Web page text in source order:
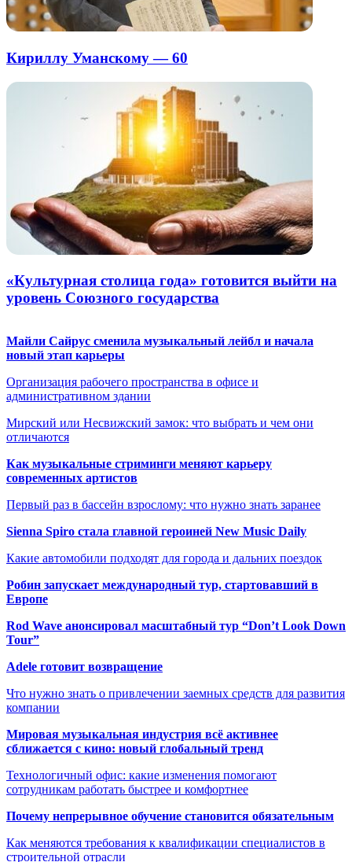
Кириллу Уманскому — 60
«Культурная столица года» готовится выйти на
уровень Союзного государства
Майли Сайрус сменила музыкальный лейбл и начала
новый этап карьеры
Организация рабочего пространства в офисе и
административном здании
Мирский или Несвижский замок: что выбрать и чем они
отличаются
Как музыкальные стриминги меняют карьеру
современных артистов
Первый раз в бассейн взрослому: что нужно знать заранее
Sienna Spiro стала главной героиней New Music Daily
Какие автомобили подходят для города и дальних поездок
Робин запускает международный тур, стартовавший в
Европе
Rod Wave анонсировал масштабный тур “Don’t Look Down
Tour”
Adele готовит возвращение
Что нужно знать о привлечении заемных средств для развития
компании
Мировая музыкальная индустрия всё активнее
сближается с кино: новый глобальный тренд
Технологичный офис: какие изменения помогают
сотрудникам работать быстрее и комфортнее
Почему непрерывное обучение становится обязательным
Как меняются требования к квалификации специалистов в
строительной отрасли